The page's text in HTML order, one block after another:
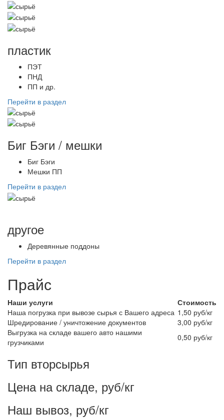
пластик
ПЭТ
ПНД
ПП и др.
Перейти в раздел
Биг Бэги / мешки
Биг Бэги
Мешки ПП
Перейти в раздел
другое
Деревянные поддоны
Перейти в раздел
Прайс
Наши услуги
Стоимость
Наша погрузка при вывозе сырья с Вашего адреса 1,50 руб/кг
Шредирование / уничтожение документов
3,00 руб/кг
Выгрузка на складе вашего авто нашими
грузчиками
0,50 руб/кг
Тип вторсырья
Цена на складе, руб/кг
Наш вывоз, руб/кг